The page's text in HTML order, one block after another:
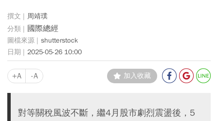
周靖璞
國際總經
shutterstock
2025-05-26 10:00
+A -A 加入收藏
對等關稅風波不斷，繼4月股市劇烈震盪後，5